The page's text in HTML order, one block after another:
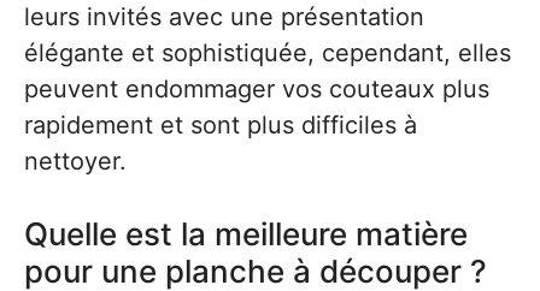
leurs invités avec une présentation
élégante et sophistiquée, cependant, elles
peuvent endommager vos couteaux plus
rapidement et sont plus difficiles à
nettoyer.
Quelle est la meilleure matière
pour une planche à découper ?